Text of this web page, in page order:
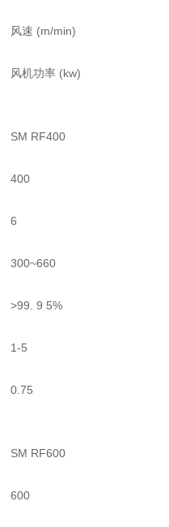
风速 (m/min)
风机功率 (kw)
SM RF400
400
6
300~660
>99. 9 5%
1-5
0.75
SM RF600
600